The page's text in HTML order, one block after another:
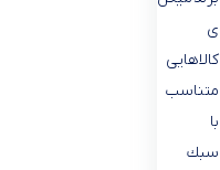
ى
كالاهايى
متناسب
با
سبك